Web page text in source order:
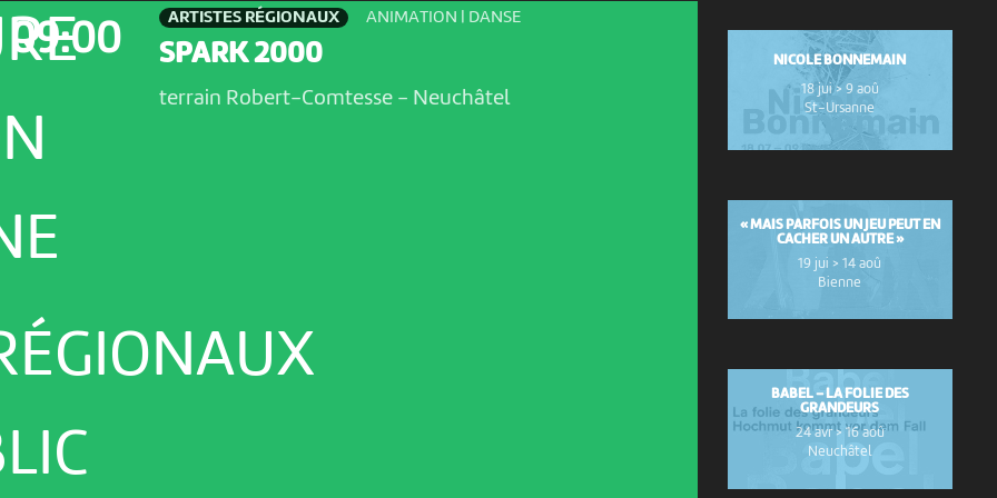
09:00
ARTISTES RÉGIONAUX ANIMATION | DANSE
SPARK 2000
terrain Robert-Comtesse - Neuchâtel
NICOLE BONNEMAIN
18 jui > 9 aoû
St-Ursanne
« MAIS PARFOIS UN JEU PEUT EN
CACHER UN AUTRE »
19 jui > 14 aoû
Bienne
BABEL – LA FOLIE DES
GRANDEURS
24 avr > 16 aoû
Neuchâtel